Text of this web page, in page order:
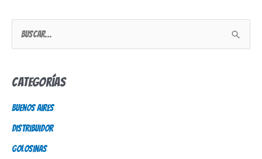
a
r
p
Categorías
Buenos Aires
Distribuidor
Golosinas